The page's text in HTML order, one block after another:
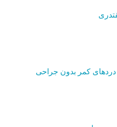
کمر بدون جراحی